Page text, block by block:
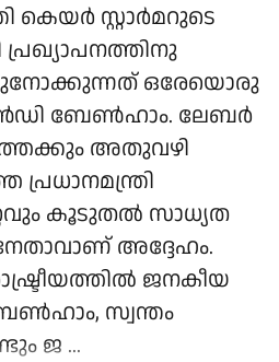
കെയര്‍ സ്റ്റാര്‍മറുടെ
പ്രഖ്യാപനത്തിനു
ഒരേയൊരു
ബേണ്‍ഹാം. ലേബര്‍
അതുവഴി
കൂടുതല്‍ സാധ്യത
അദ്ദേഹം.
ജനകീയ
സ്വന്തം
ജ ...